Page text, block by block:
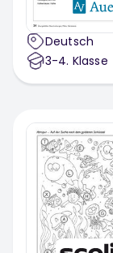
Deutsch
3-4. Klasse